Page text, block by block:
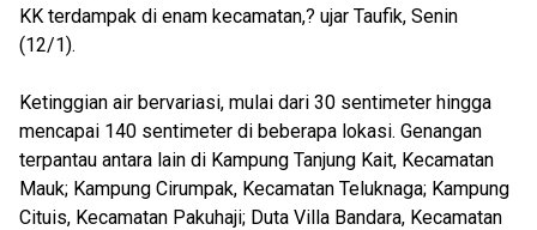
KK terdampak di enam kecamatan,? ujar Taufik, Senin
(12/1).
Ketinggian air bervariasi, mulai dari 30 sentimeter hingga
mencapai 140 sentimeter di beberapa lokasi. Genangan
terpantau antara lain di Kampung Tanjung Kait, Kecamatan
Mauk; Kampung Cirumpak, Kecamatan Teluknaga; Kampung
Cituis, Kecamatan Pakuhaji; Duta Villa Bandara, Kecamatan